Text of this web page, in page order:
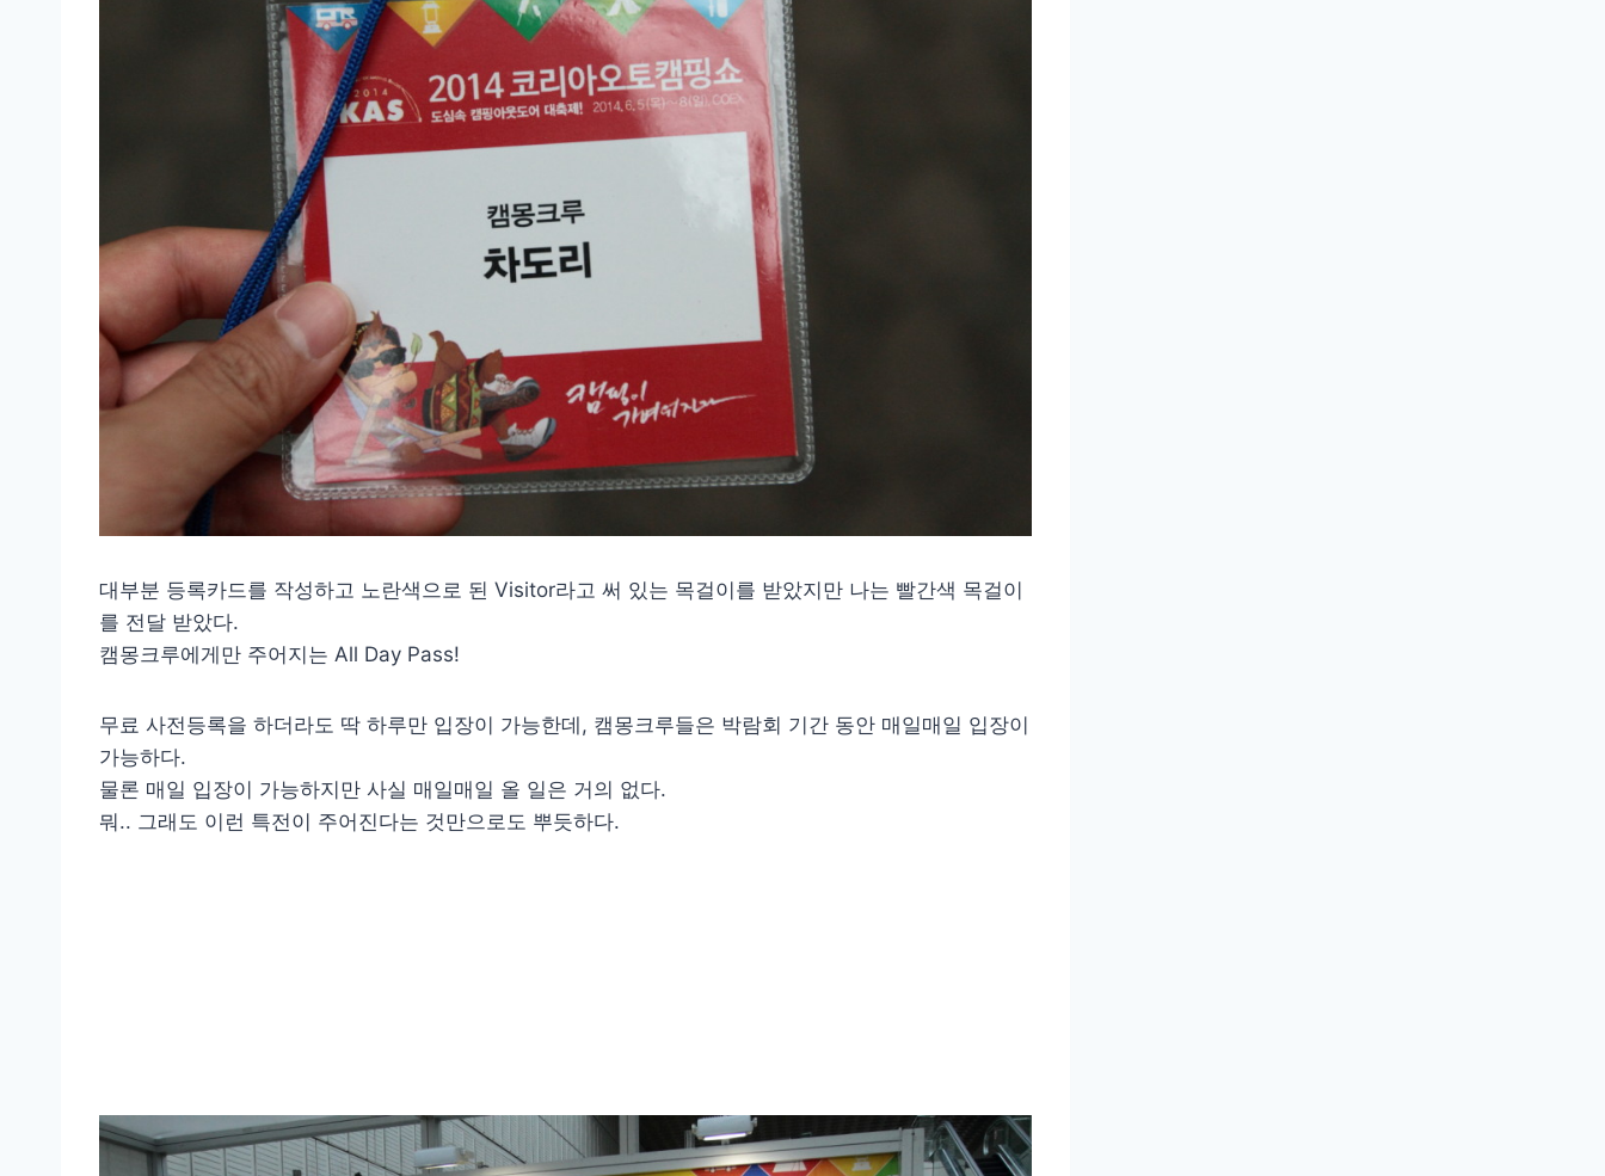
대부분 등록카드를 작성하고 노란색으로 된 Visitor라고 써 있는 목걸이를 받았지만 나는 빨간색 목걸이
를 전달 받았다.
캠몽크루에게만 주어지는 All Day Pass!
무료 사전등록을 하더라도 딱 하루만 입장이 가능한데, 캠몽크루들은 박람회 기간 동안 매일매일 입장이
가능하다.
물론 매일 입장이 가능하지만 사실 매일매일 올 일은 거의 없다.
뭐.. 그래도 이런 특전이 주어진다는 것만으로도 뿌듯하다.